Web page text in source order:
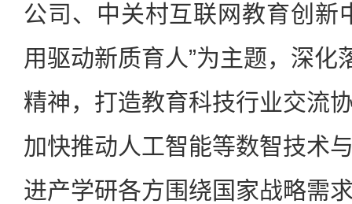
公司、中关村互联网教育创新
用驱动新质育人”为主题，深化
精神，打造教育科技行业交流
加快推动人工智能等数智技术
进产学研各方围绕国家战略需